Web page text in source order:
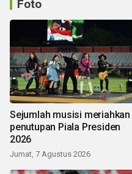
Foto
Sejumlah musisi meriahkan
penutupan Piala Presiden
2026
Jumat, 7 Agustus 2026